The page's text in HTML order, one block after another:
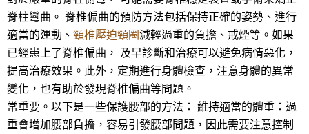
脊柱彎曲。 脊椎偏曲的預防方法包括保持正確的姿勢、進行
適當的運動、 頸椎壓迫頸圈減輕過重的負擔、戒煙等。如果
已經患上了脊椎偏曲， 及早診斷和治療可以避免病情惡化，
提高治療效果。此外，定期進行身體檢查，注意身體的異常
變化，也有助於發現脊椎偏曲等問題。
常重要。以下是一些保護腰部的方法： 維持適當的體重：過
重會增加腰部負擔，容易引發腰部問題，因此需要注意控制